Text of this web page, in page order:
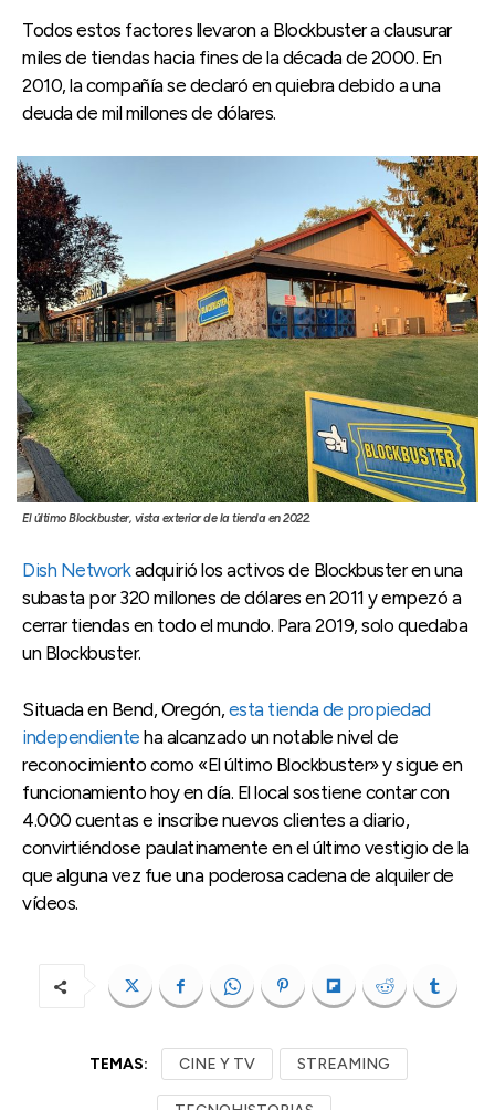
Todos estos factores llevaron a Blockbuster a clausurar
miles de tiendas hacia fines de la década de 2000. En
2010, la compañía se declaró en quiebra debido a una
deuda de mil millones de dólares.
El último Blockbuster, vista exterior de la tienda en 2022.
Dish Networkadquirió los activos de Blockbuster en una
subasta por 320 millones de dólares en 2011 y empezó a
cerrar tiendas en todo el mundo. Para 2019, solo quedaba
un Blockbuster.
Situada en Bend, Oregón, esta tienda de propiedad
independiente ha alcanzado un notable nivel de
reconocimiento como «El último Blockbuster» y sigue en
funcionamiento hoy en día. El local sostiene contar con
4.000 cuentas e inscribe nuevos clientes a diario,
convirtiéndose paulatinamente en el último vestigio de la
que alguna vez fue una poderosa cadena de alquiler de
vídeos.
TEMAS: CINE Y TV STREAMING